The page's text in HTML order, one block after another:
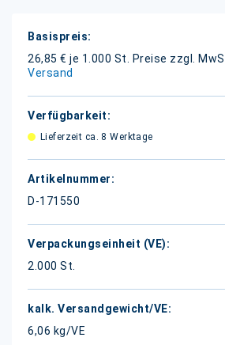
Weitere
Informationen
26,85 € je 1.000 St.
Preise zzgl.
Versand
Lieferzeit ca. 8 Werktage
D-171550
2.000 St.
6,06 kg/VE